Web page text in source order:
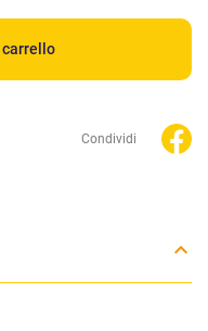
Condividi